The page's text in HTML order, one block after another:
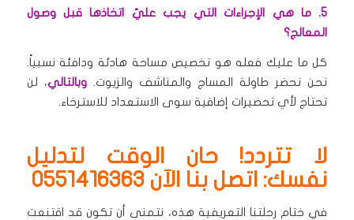
5. ما هي الإجراءات التي يجب عليّ اتخاذها قبل وصول
المعالج؟
كل ما عليك فعله هو تخصيص مساحة هادئة ودافئة نسبياً.
نحن نحضر طاولة المساج والمناشف والزيوت.وبالتالي، لن
تحتاج لأي تحضيرات إضافية سوى الاستعداد للاسترخاء.
لا تتردد! حان الوقت لتدليل
نفسك: اتصل بنا الآن 0551416363
في ختام رحلتنا التعريفية هذه، نتمنى أن تكون قد اقتنعت